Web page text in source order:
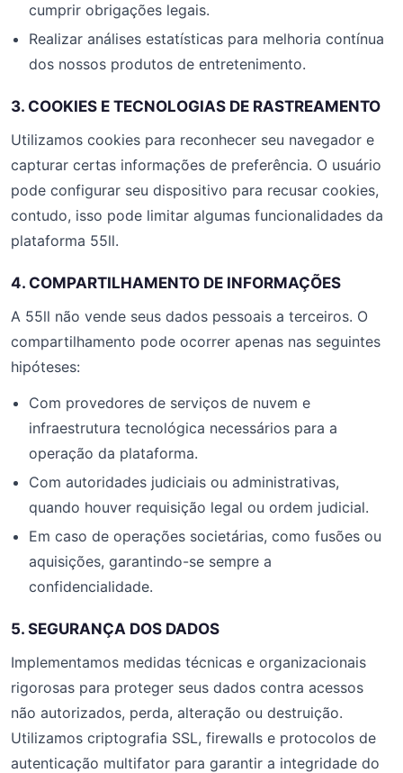
cumprir obrigações legais.
Realizar análises estatísticas para melhoria contínua
dos nossos produtos de entretenimento.
3. COOKIES E TECNOLOGIAS DE RASTREAMENTO
Utilizamos cookies para reconhecer seu navegador e
capturar certas informações de preferência. O usuário
pode configurar seu dispositivo para recusar cookies,
contudo, isso pode limitar algumas funcionalidades da
plataforma 55ll.
4. COMPARTILHAMENTO DE INFORMAÇÕES
A 55ll não vende seus dados pessoais a terceiros. O
compartilhamento pode ocorrer apenas nas seguintes
hipóteses:
Com provedores de serviços de nuvem e
infraestrutura tecnológica necessários para a
operação da plataforma.
Com autoridades judiciais ou administrativas,
quando houver requisição legal ou ordem judicial.
Em caso de operações societárias, como fusões ou
aquisições, garantindo-se sempre a
confidencialidade.
5. SEGURANÇA DOS DADOS
Implementamos medidas técnicas e organizacionais
rigorosas para proteger seus dados contra acessos
não autorizados, perda, alteração ou destruição.
Utilizamos criptografia SSL, firewalls e protocolos de
autenticação multifator para garantir a integridade do